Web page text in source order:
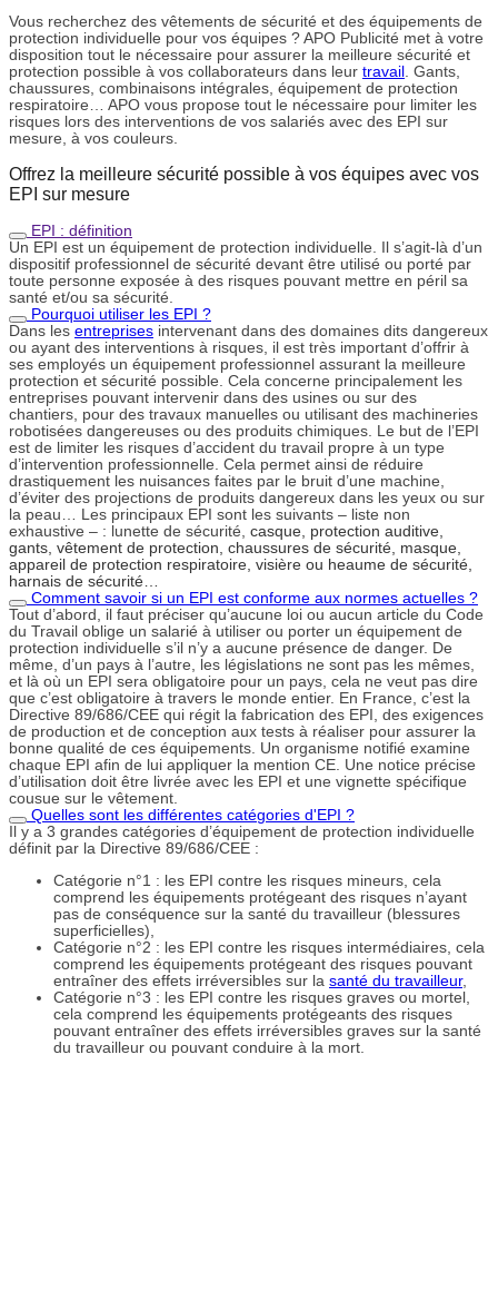
Vous recherchez des vêtements de sécurité et des équipements de
protection individuelle pour vos équipes ? APO Publicité met à votre
disposition tout le nécessaire pour assurer la meilleure sécurité et
protection possible à vos collaborateurs dans leur travail . Gants,
chaussures, combinaisons intégrales, équipement de protection
respiratoire… APO vous propose tout le nécessaire pour limiter les
risques lors des interventions de vos salariés avec des EPI sur
mesure, à vos couleurs.
Offrez la meilleure sécurité possible à vos équipes avec vos
EPI sur mesure
EPI : définition
Un EPI est un équipement de protection individuelle. Il s’agit-là d’un
dispositif professionnel de sécurité devant être utilisé ou porté par
toute personne exposée à des risques pouvant mettre en péril sa
santé et/ou sa sécurité.
Pourquoi utiliser les EPI ?
Dans les entreprises intervenant dans des domaines dits dangereux
ou ayant des interventions à risques, il est très important d’offrir à
ses employés un équipement professionnel assurant la meilleure
protection et sécurité possible. Cela concerne principalement les
entreprises pouvant intervenir dans des usines ou sur des
chantiers, pour des travaux manuelles ou utilisant des machineries
robotisées dangereuses ou des produits chimiques. Le but de l’EPI
est de limiter les risques d’accident du travail propre à un type
d’intervention professionnelle. Cela permet ainsi de réduire
drastiquement les nuisances faites par le bruit d’une machine,
d’éviter des projections de produits dangereux dans les yeux ou sur
la peau… Les principaux EPI sont les suivants – liste non
exhaustive – : lunette de sécurité, casque, protection auditive,
gants, vêtement de protection, chaussures de sécurité, masque,
appareil de protection respiratoire, visière ou heaume de sécurité,
harnais de sécurité…
Comment savoir si un EPI est conforme aux normes actuelles ?
Tout d’abord, il faut préciser qu’aucune loi ou aucun article du Code
du Travail oblige un salarié à utiliser ou porter un équipement de
protection individuelle s’il n’y a aucune présence de danger. De
même, d’un pays à l’autre, les législations ne sont pas les mêmes,
et là où un EPI sera obligatoire pour un pays, cela ne veut pas dire
que c’est obligatoire à travers le monde entier. En France, c’est la
Directive 89/686/CEE qui régit la fabrication des EPI, des exigences
de production et de conception aux tests à réaliser pour assurer la
bonne qualité de ces équipements. Un organisme notifié examine
chaque EPI afin de lui appliquer la mention CE. Une notice précise
d’utilisation doit être livrée avec les EPI et une vignette spécifique
cousue sur le vêtement.
Quelles sont les différentes catégories d'EPI ?
Il y a 3 grandes catégories d’équipement de protection individuelle
définit par la Directive 89/686/CEE :
Catégorie n°1 : les EPI contre les risques mineurs, cela
comprend les équipements protégeant des risques n’ayant
pas de conséquence sur la santé du travailleur (blessures
superficielles),
Catégorie n°2 : les EPI contre les risques intermédiaires, cela
comprend les équipements protégeant des risques pouvant
entraîner des effets irréversibles sur la santé du travailleur,
Catégorie n°3 : les EPI contre les risques graves ou mortel,
cela comprend les équipements protégeants des risques
pouvant entraîner des effets irréversibles graves sur la santé
du travailleur ou pouvant conduire à la mort.